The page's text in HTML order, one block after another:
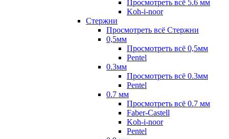
Просмотреть всё 5.6 мм
Koh-i-noor
Стержни
Просмотреть всё Стержни
0,5мм
Просмотреть всё 0,5мм
Pentel
0.3мм
Просмотреть всё 0.3мм
Pentel
0.7 мм
Просмотреть всё 0.7 мм
Faber-Castell
Koh-i-noor
Pentel